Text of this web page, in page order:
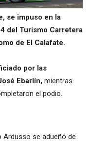
se impuso en la
del Turismo Carretera
de El Calafate.
por las
Ebarlín, mientras
el podio.
Ardusso se adueñó de